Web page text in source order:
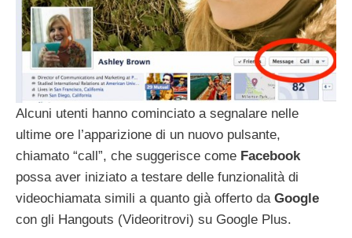
Alcuni utenti hanno cominciato a segnalare nelle
ultime ore l’apparizione di un nuovo pulsante,
chiamato “call”, che suggerisce come Facebook
possa aver iniziato a testare delle funzionalità di
videochiamata simili a quanto già offerto da Google
con gli Hangouts (Videoritrovi) su Google Plus.